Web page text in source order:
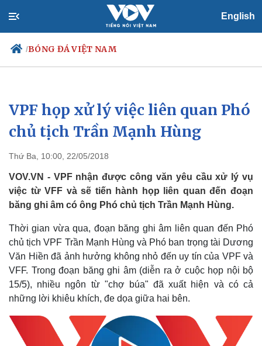
English
/BÓNG ĐÁ VIỆT NAM
Chính trị
Đảng
Tổ chức nhân sự
Nhận diện sự thật
Xã hội
Tin 24h
Dự báo thời tiết
Việc làm
Biển đảo
VPF họp xử lý việc liên quan Phó
chủ tịch Trần Mạnh Hùng
Thứ Ba, 10:00, 22/05/2018
VOV.VN - VPF nhận được công văn yêu cầu xử lý vụ
việc từ VFF và sẽ tiến hành họp liên quan đến đoạn
băng ghi âm có ông Phó chủ tịch Trần Mạnh Hùng.
Thời gian vừa qua, đoạn băng ghi âm liên quan đến Phó
chủ tịch VPF Trần Mạnh Hùng và Phó ban trọng tài Dương
Văn Hiền đã ảnh hưởng không nhỏ đến uy tín của VPF và
VFF. Trong đoạn băng ghi âm (diễn ra ở cuộc họp nội bộ
15/5), nhiều ngôn từ "chợ búa" đã xuất hiện và có cả
những lời khiêu khích, đe dọa giữa hai bên.